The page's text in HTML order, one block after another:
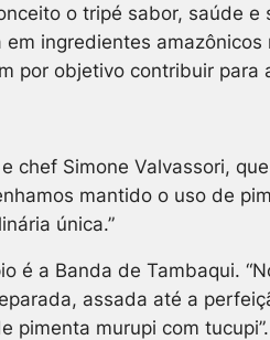
o tripé sabor, saúde
ingredientes
por objetivo contribuir
chef Simone Valvassori,
mantido o uso de
única.”
é a Banda de Tambaqui.
assada até a
pimenta murupi com